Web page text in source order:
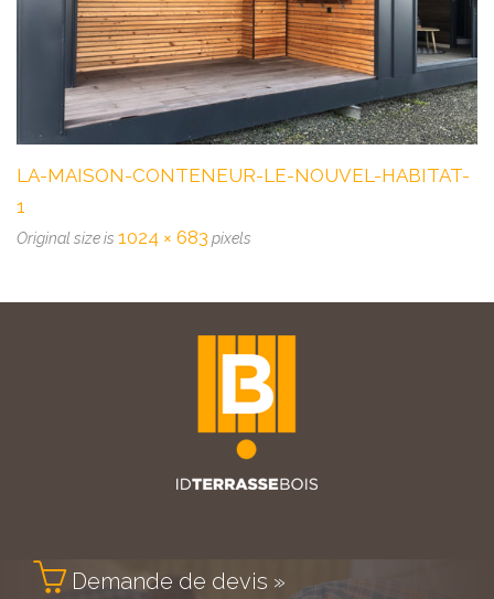
LA-MAISON-CONTENEUR-LE-NOUVEL-HABITAT-
1
Original size is 1024 × 683 pixels
 Demande de devis »